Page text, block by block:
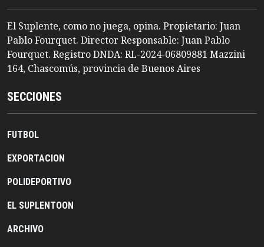
El Suplente, como no juega, opina. Propietario: Juan
Pablo Fourquet. Director Responsable: Juan Pablo
Fourquet. Registro DNDA: RL-2024-06809881 Mazzini
164, Chascomús, provincia de Buenos Aires
SECCIONES
FUTBOL
EXPORTACION
POLIDEPORTIVO
EL SUPLENTOON
ARCHIVO